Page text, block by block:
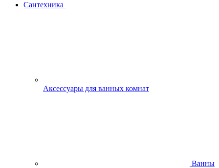
Сантехника
Аксессуары для ванных комнат
Ванны